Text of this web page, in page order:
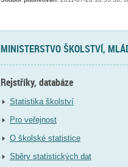
MINISTERSTVO ŠKOLSTVÍ,
Rejstříky, databáze
Statistika školství
Pro veřejnost
O školské statistice
Sběry statistických dat